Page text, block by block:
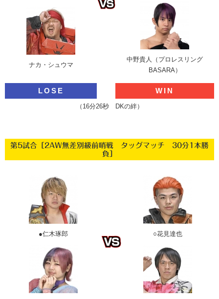
ナカ・シュウマ
中野貴人（プロレスリング
BASARA）
LOSE WIN
（16分26秒 DKの絆）
第5試合［2AW無差別級前哨戦 タッグマッチ 30分1本勝
負］
●仁木琢郎 ○花見達也